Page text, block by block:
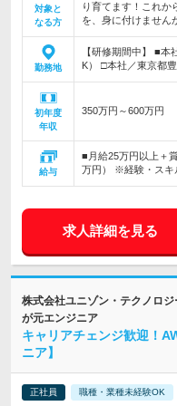
対象と
なる方
り育てます！これか
を、身に付けません
勤務地
【研修期間中】 ■
K） □本社／東京都
初年度
年収
350万円～600万円
給与
■月給25万円以上＋
万円） ※経験・スキ
求人詳細を見る
株式会社ユニゾン・テクノロ
が元エンジニア
キャリアチェンジ歓迎！
ニア】
正社員 職種・業種未経験OK